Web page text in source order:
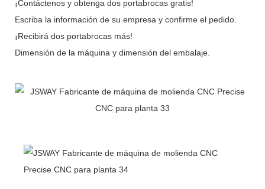
¡Contáctenos y obtenga dos portabrocas gratis!
Escriba la información de su empresa y confirme el pedido.
¡Recibirá dos portabrocas más!
Dimensión de la máquina y dimensión del embalaje.